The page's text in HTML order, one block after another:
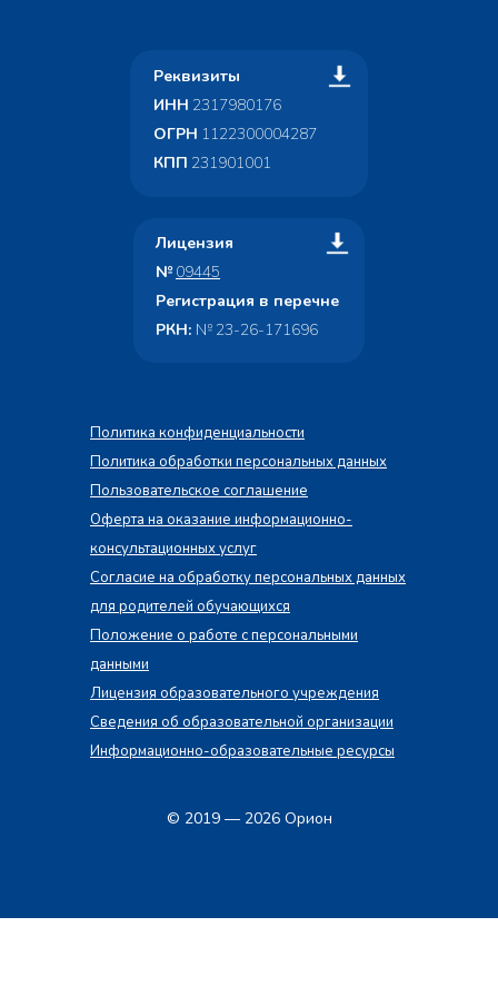
© 2019 — 2026 Орион
Политика конфиденциальности
Политика обработки персональных данных
Пользовательское соглашение
Оферта на оказание информационно-
консультационных услуг
Согласие на обработку персональных данных
для родителей обучающихся
Положение о работе с персональными
данными
Лицензия образовательного учреждения
Сведения об образовательной организации
Информационно-образовательные ресурсы
Реквизиты
ИНН 2317980176
ОГРН 1122300004287
КПП 231901001
Лицензия
№ 09445
Регистрация в перечне
РКН: № 23-26-171696